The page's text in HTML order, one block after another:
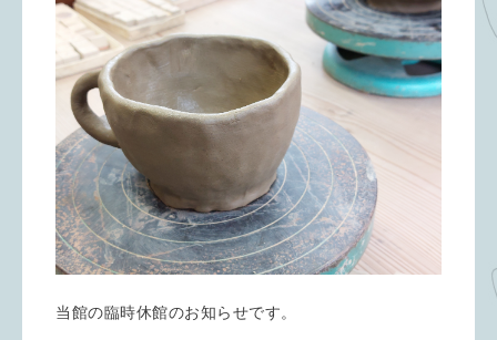
当館の臨時休館のお知らせです。